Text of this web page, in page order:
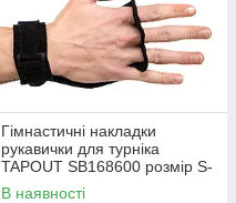
Гімнастичні накладки
рукавички для турніка
TAPOUT SB168600 розмір S-
XL чорний Код SB168600
В наявності